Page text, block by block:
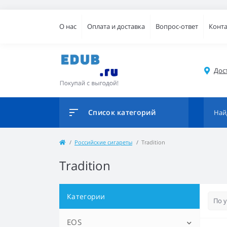
О нас Оплата и доставка Вопрос-ответ
Список категорий
Российские сигареты Tradition
Tradition
Категории
EOS